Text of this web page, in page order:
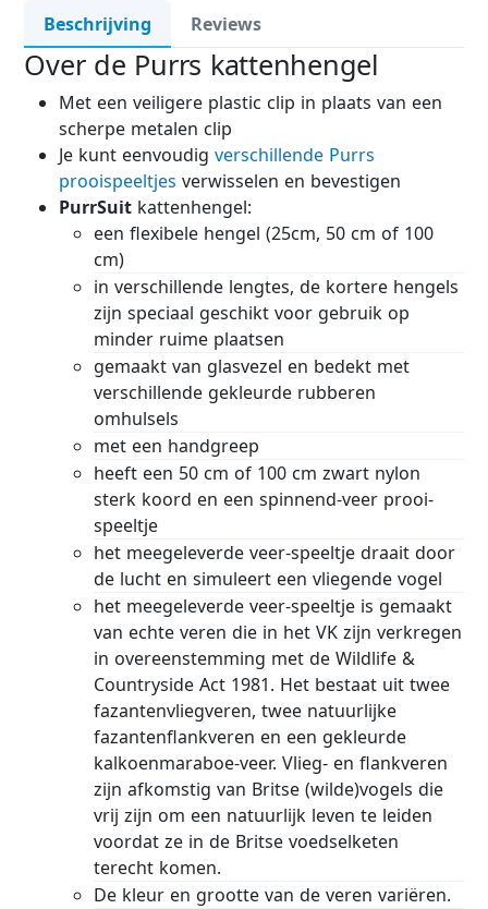
Beschrijving Reviews
Over de Purrs kattenhengel
Met een veiligere plastic clip in plaats van een
scherpe metalen clip
Je kunt eenvoudigverschillende Purrs
prooispeeltjes verwisselen en bevestigen
PurrSuit kattenhengel:
een flexibele hengel (25cm, 50 cm of 100
cm)
in verschillende lengtes, de kortere hengels
zijn speciaal geschikt voor gebruik op
minder ruime plaatsen
gemaakt van glasvezel en bedekt met
verschillende gekleurde rubberen
omhulsels
met een handgreep
heeft een 50 cm of 100 cm zwart nylon
sterk koord en een spinnend-veer prooi-
speeltje
het meegeleverde veer-speeltje draait door
de lucht en simuleert een vliegende vogel
het meegeleverde veer-speeltje is gemaakt
van echte veren die in het VK zijn verkregen
in overeenstemming met de Wildlife &
Countryside Act 1981. Het bestaat uit twee
fazantenvliegveren, twee natuurlijke
fazantenflankveren en een gekleurde
kalkoenmaraboe-veer. Vlieg- en flankveren
zijn afkomstig van Britse (wilde)vogels die
vrij zijn om een ​​natuurlijk leven te leiden
voordat ze in de Britse voedselketen
terecht komen.
De kleur en grootte van de veren variëren.